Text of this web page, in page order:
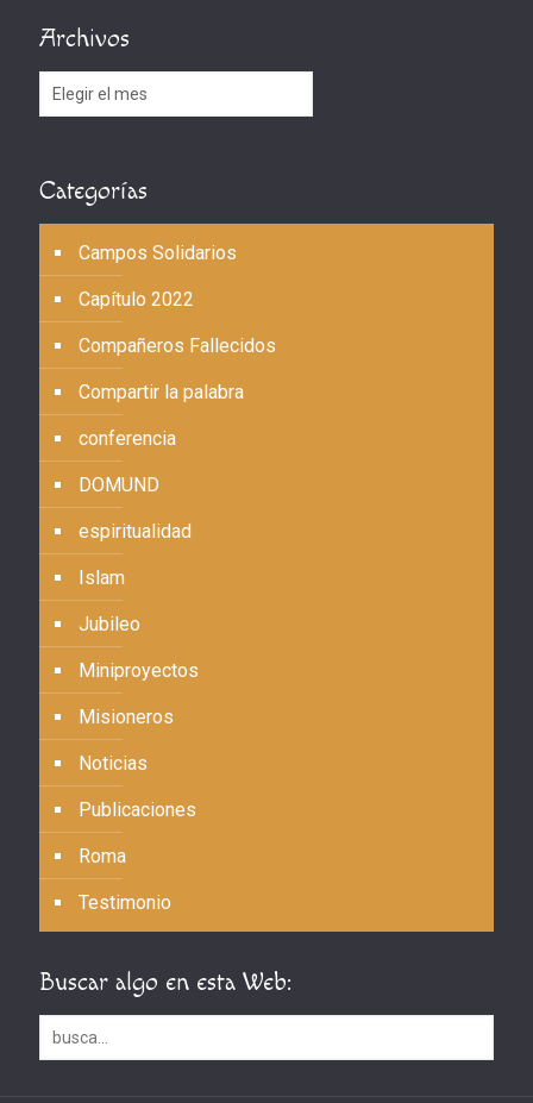
Archivos
Archivos
Categorías
Campos Solidarios
Capítulo 2022
Compañeros Fallecidos
Compartir la palabra
conferencia
DOMUND
espiritualidad
Islam
Jubileo
Miniproyectos
Misioneros
Noticias
Publicaciones
Roma
Testimonio
Buscar algo en esta Web: